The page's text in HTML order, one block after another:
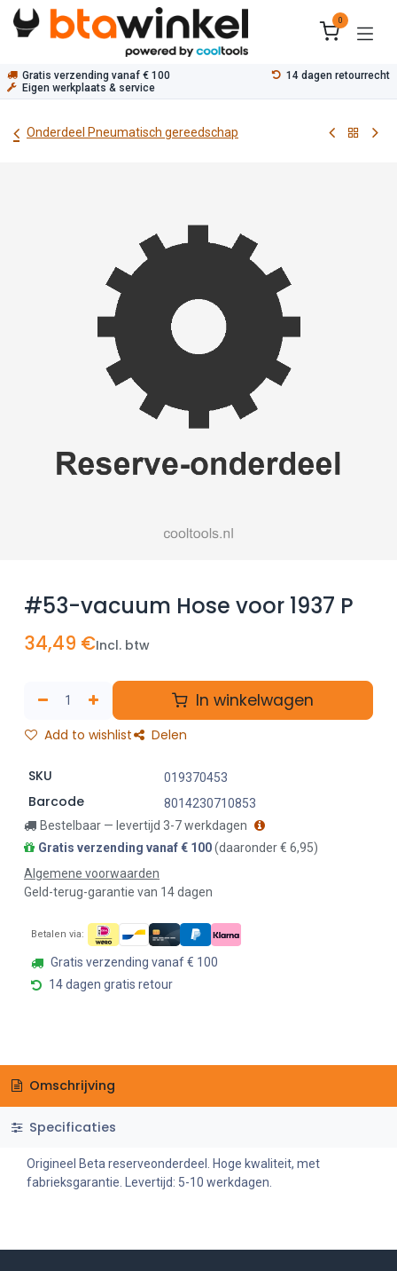
Overslaan naar inhoud
0
Gratis verzending vanaf € 100
14 dagen retourrecht
Eigen werkplaats & service
Onderdeel Pneumatisch gereedschap
#53-vacuum Hose voor 1937 P
34,49 €Incl. btw
In winkelwagen
Add to wishlist Delen
SKU 019370453
Barcode
8014230710853
Bestelbaar — levertijd 3-7 werkdagen
Gratis verzending vanaf € 100(daaronder € 6,95)
Algemene voorwaarden
Geld-terug-garantie van 14 dagen
Betalen via:
Gratis verzending vanaf € 100
14 dagen gratis retour
Omschrijving
Specificaties
Origineel Beta reserveonderdeel. Hoge kwaliteit, met
fabrieksgarantie. Levertijd: 5-10 werkdagen.